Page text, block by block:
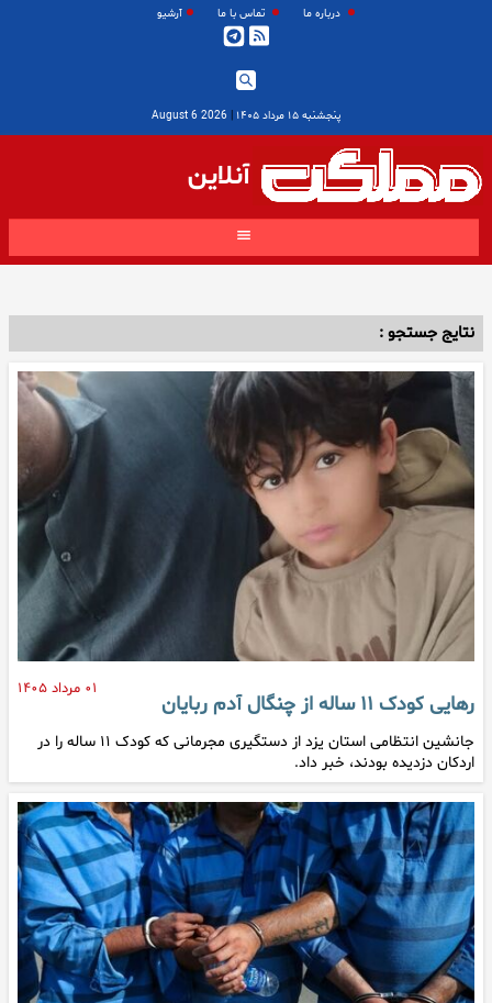
درباره ما تماس با ما آرشیو
پنجشنبه ۱۵ مرداد ۱۴۰۵ |
2026 August 6
آنلاین
نتایج جستجو :
۰۱ مرداد ۱۴۰۵
رهایی کودک ۱۱ ساله از چنگال آدم ربایان
جانشین انتظامی استان یزد از دستگیری مجرمانی که کودک ۱۱ ساله را در
اردکان دزدیده بودند، خبر داد.